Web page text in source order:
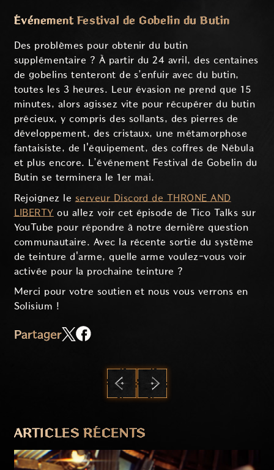
Événement Festival de Gobelin du Butin
Des problèmes pour obtenir du butin
supplémentaire ? À partir du 24 avril, des centaines
de gobelins tenteront de s’enfuir avec du butin,
toutes les 3 heures. Leur évasion ne prend que 15
minutes, alors agissez vite pour récupérer du butin
précieux, y compris des sollants, des pierres de
développement, des cristaux, une métamorphose
fantaisiste, de l'équipement, des coffres de Nébula
et plus encore. L’événement Festival de Gobelin du
Butin se terminera le 1er mai.
Rejoignez le serveur Discord de THRONE AND
LIBERTY ou allez voir cet épisode de Tico Talks sur
YouTube pour répondre à notre dernière question
communautaire. Avec la récente sortie du système
de teinture d'arme, quelle arme voulez-vous voir
activée pour la prochaine teinture ?
Merci pour votre soutien et nous vous verrons en
Solisium !
Partager
ARTICLES RÉCENTS